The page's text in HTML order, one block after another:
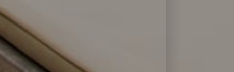
ja mukavuuksia: La Palma